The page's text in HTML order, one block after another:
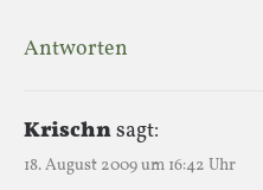
Antworten
Krischnsagt:
18. August 2009 um 16:42 Uhr